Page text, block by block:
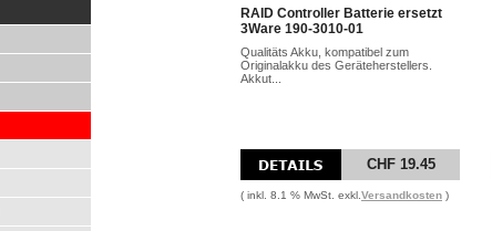
RAID Controller Batterie ersetzt
3Ware 190-3010-01
Qualitäts Akku, kompatibel zum
Originalakku des Geräteherstellers.
Akkut...
CHF 19.45
( inkl. 8.1 % MwSt. exkl. Versandkosten )